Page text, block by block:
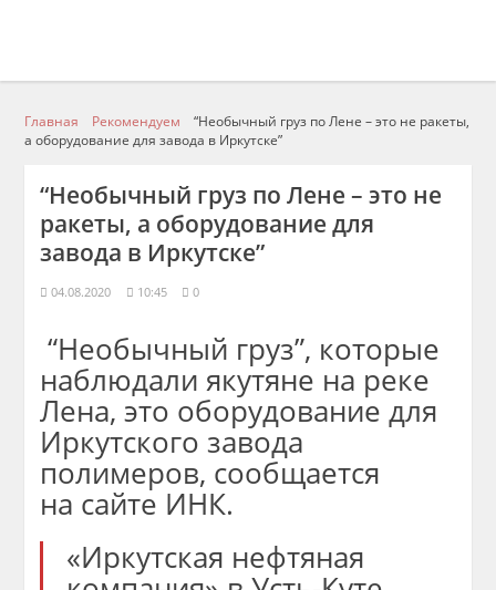
Главная Рекомендуем
“Необычный груз по Лене – это не ракеты,
а оборудование для завода в Иркутске”
“Необычный груз по Лене – это не
ракеты, а оборудование для
завода в Иркутске”
04.08.2020 10:45 0
“Необычный груз”, которые
наблюдали якутяне на реке
Лена, это оборудование для
Иркутского завода
полимеров, сообщается
на сайте ИНК.
«Иркутская нефтяная